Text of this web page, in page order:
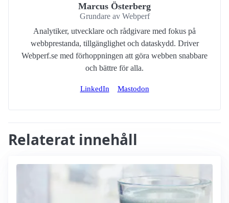
Marcus Österberg
Grundare av Webperf
Analytiker, utvecklare och rådgivare med fokus på
webbprestanda, tillgänglighet och dataskydd. Driver
Webperf.se med förhoppningen att göra webben snabbare
och bättre för alla.
LinkedIn Mastodon
Relaterat innehåll